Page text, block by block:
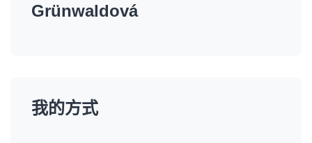
Grünwaldová
我的方式